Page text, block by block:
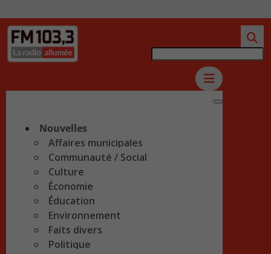
Nouvelles
Affaires municipales
Communauté / Social
Culture
Économie
Éducation
Environnement
Faits divers
Politique